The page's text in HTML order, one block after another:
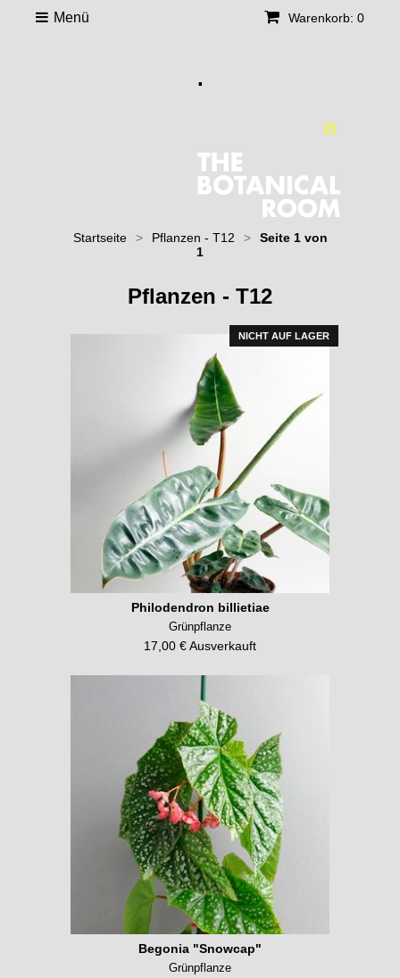
Warenkorb: 0
Menü
.
Startseite > Pflanzen - T12 >
Seite 1 von
1
Pflanzen - T12
NICHT AUF LAGER
Philodendron billietiae
Grünpflanze
17,00 € Ausverkauft
Begonia "Snowcap"
Grünpflanze